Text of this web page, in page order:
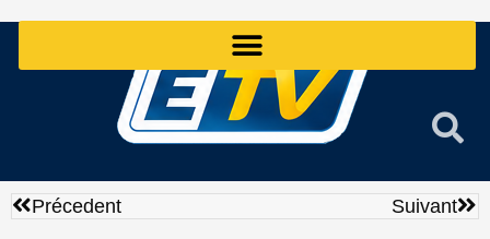
Précédent
Précedent Suivant